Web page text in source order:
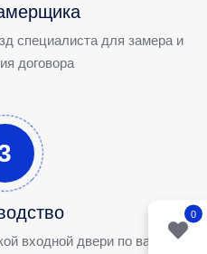
0
специалиста для замера и
договора
входной двери по вашим